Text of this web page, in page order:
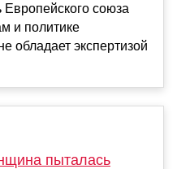
союза
и политике
обладает экспертизой
пыталась